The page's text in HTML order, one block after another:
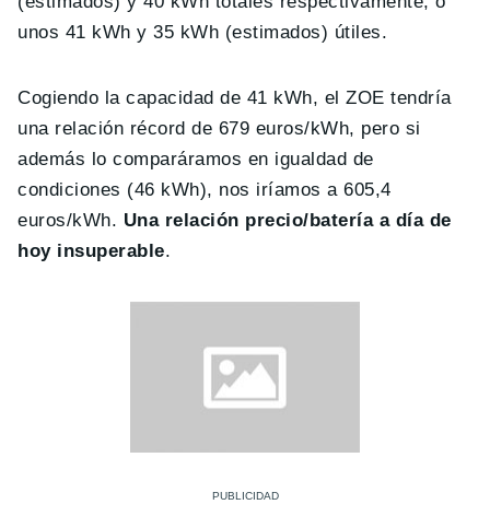
unos 41 kWh y 35 kWh (estimados) útiles.
Cogiendo la capacidad de 41 kWh, el ZOE tendría
una relación récord de 679 euros/kWh, pero si
además lo comparáramos en igualdad de
condiciones (46 kWh), nos iríamos a 605,4
euros/kWh. Una relación precio/batería a día de
hoy insuperable.